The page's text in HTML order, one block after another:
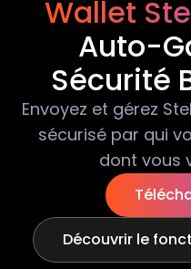
Wallet
Auto-
Sécurité
Envoyez et gérez
sécurisé par qui
dont vous
Découvrir le